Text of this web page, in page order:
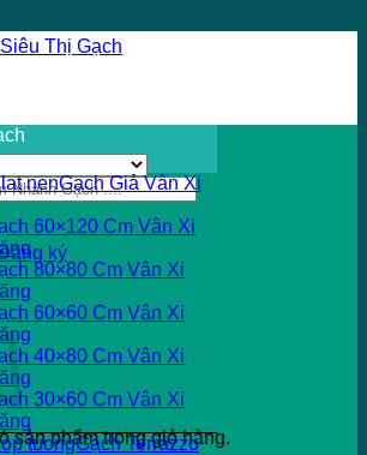
ký
sản phẩm trong giỏ hàng.
Gạch Giả Vân Xi
60×120 Cm Vân Xi
80×80 Cm Vân Xi
60×60 Cm Vân Xi
40×80 Cm Vân Xi
30×60 Cm Vân Xi
Gạch Terrazzo